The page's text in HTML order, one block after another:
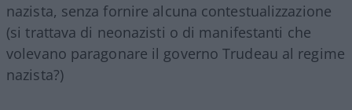
nazista, senza fornire alcuna contestualizzazione
(si trattava di neonazisti o di manifestanti che
volevano paragonare il governo Trudeau al regime
nazista?)